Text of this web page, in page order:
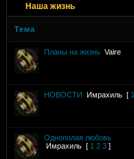
Наша жизнь
Тема
Планы на жизнь Vaire
НОВОСТИ Имрахиль [ 1
Однополая любовь
Имрахиль [ 1 2 3 ]